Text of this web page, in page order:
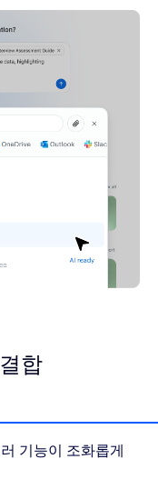
합
기능이 조화롭게